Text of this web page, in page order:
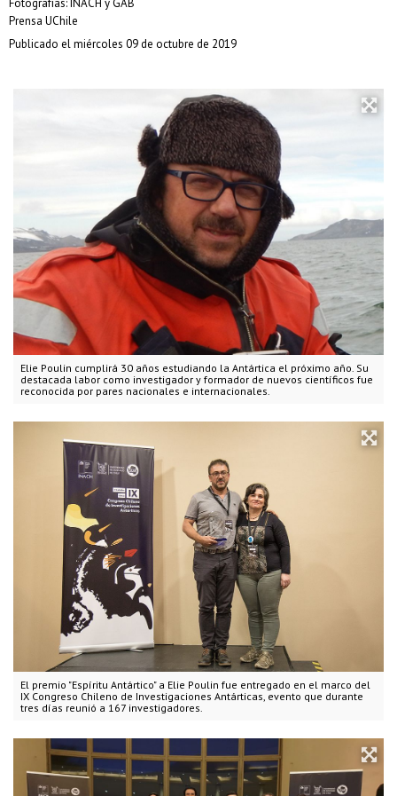
Elie Poulin cumplirá 30 años estudiando la Antártica el próximo año. Su
destacada labor como investigador y formador de nuevos científicos fue
reconocida por pares nacionales e internacionales.
El premio "Espíritu Antártico" a Elie Poulin fue entregado en el marco del
IX Congreso Chileno de Investigaciones Antárticas, evento que durante
tres días reunió a 167 investigadores.
Fotografías: INACH y GAB
Prensa UChile
Publicado el miércoles 09 de octubre de 2019